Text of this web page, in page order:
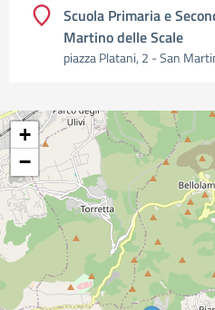
Scuola Primaria e
Martino delle Scale
piazza Platani, 2 - San
+
−